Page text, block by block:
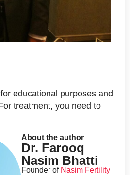
educational purposes and
treatment, you need to
About the author
Dr. Farooq
Nasim Bhatti
Founder of Nasim Fertility